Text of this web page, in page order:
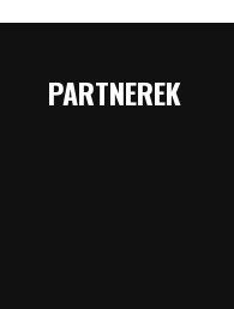
PARTNEREK